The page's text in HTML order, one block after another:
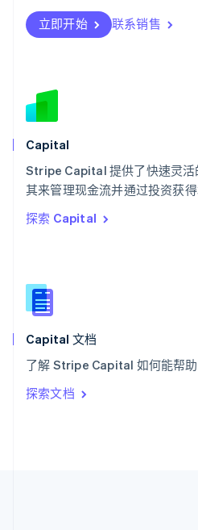
立即开始 联系销售
Capital
Stripe Capital 提供了快速灵活
其来管理现金流并通过投资获得
探索 Capital
Capital 文档
了解 Stripe Capital 如何能帮助
探索文档
瑞士
DeutschFrançais
斯洛伐克
斯洛文尼亚
泰国
ไทยEnglish
希腊
English
西班牙
新西兰
English
匈牙利
English
ItalianoEnglish
印度
English